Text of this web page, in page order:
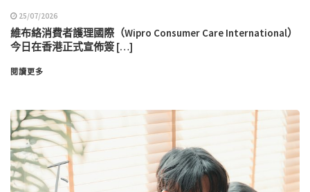
25/07/2026
維布絡消費者護理國際（Wipro Consumer Care International）
今日在香港正式宣佈簽 […]
閱讀更多